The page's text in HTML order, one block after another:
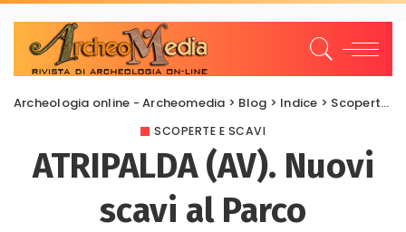
Archeologia online - Archeomedia > Blog > Indice > Scoperte e scavi
SCOPERTE E SCAVI
ATRIPALDA (AV). Nuovi
scavi al Parco